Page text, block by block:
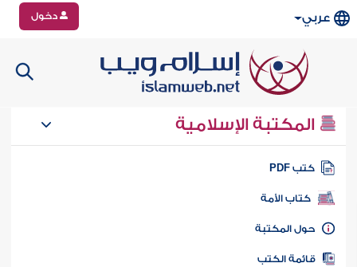
عربي دخول
المكتبة الإسلامية
كتب PDF
كتاب الأمة
المكتبة